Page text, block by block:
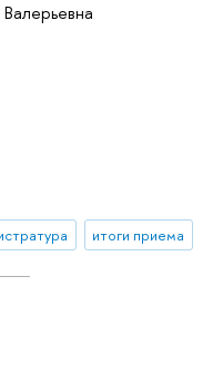
итоги приема